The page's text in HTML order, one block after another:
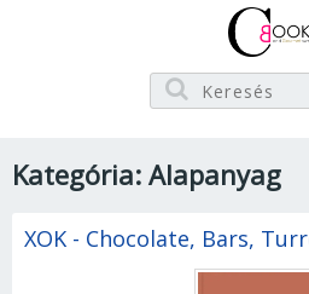
Kategória: Alapanyag
XOK - Chocolate, Bars,